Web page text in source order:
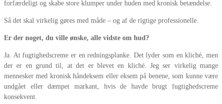
forfærdeligt og skabe store klumper under huden med kronisk betændelse.
Så det skal virkelig gøres med måde – og af de rigtige professionelle.
Er der noget, du ville ønske, alle vidste om hud?
Ja. At fugtighedscreme er en redningsplanke. Det lyder som en kliché, men
der er en grund til, at det er blevet en kliché. Jeg ser virkelig mange
mennesker med kronisk håndeksem eller eksem på benene, som kunne være
undgået eller dæmpet markant, hvis de havde brugt fugtighedscreme
konsekvent.